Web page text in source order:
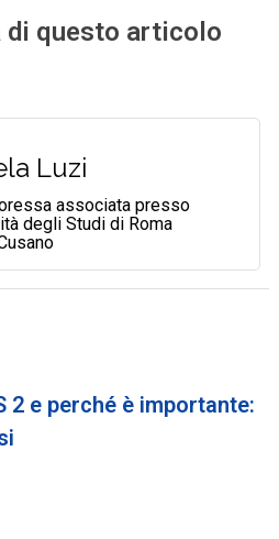
di questo articolo
Luzi
associata presso
degli Studi di Roma
2 e perché è importante: